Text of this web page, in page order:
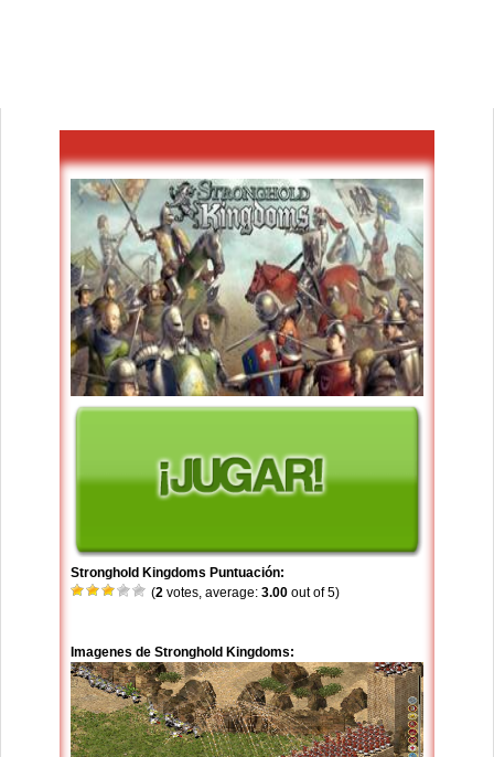
Stronghold Kingdoms Puntuación:
(2 votes, average: 3.00 out of 5)
Imagenes de Stronghold Kingdoms: